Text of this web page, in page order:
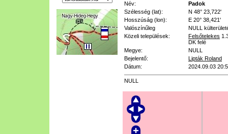
Név:
Padok
Szélesség (lat):
N 48° 23,722'
Hosszúság (lon):
E 20° 38,421'
Valószínűleg
NULL
Közeli települések:
Felsőtelekes
DK felé
Megye:
NULL
Bejelentő:
Lipták Roland
Dátum:
2024.09.03
NULL